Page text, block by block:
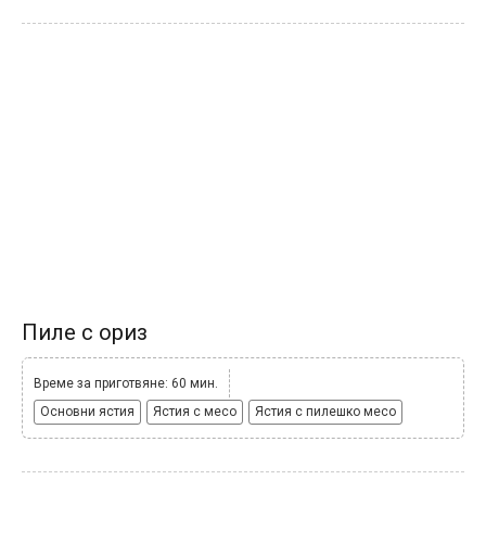
Пиле с ориз
Време за приготвяне: 60 мин.
Основни ястия
Ястия с месо Ястия с пилешко месо